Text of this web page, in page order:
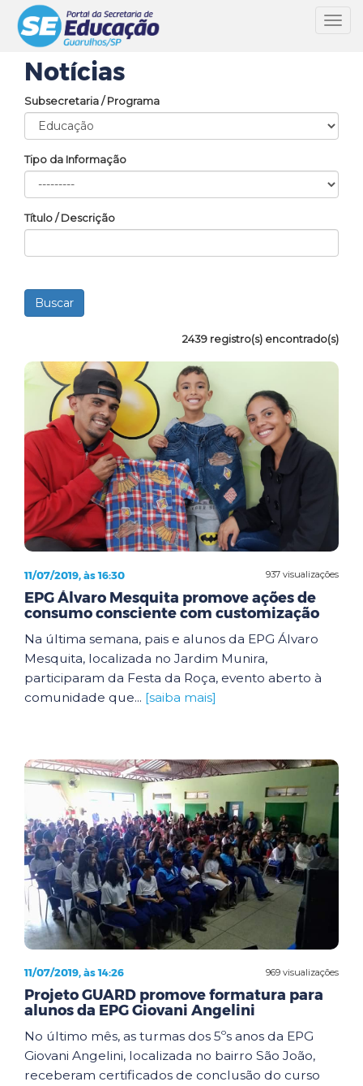
Notícias
Subsecretaria / Programa
Tipo da Informação
Título / Descrição
2439 registro(s) encontrado(s)
937 visualizações
11/07/2019, às 16:30
EPG Álvaro Mesquita promove ações de
consumo consciente com customização
Na última semana, pais e alunos da EPG Álvaro
Mesquita, localizada no Jardim Munira,
participaram da Festa da Roça, evento aberto à
comunidade que... [saiba mais]
969 visualizações
11/07/2019, às 14:26
Projeto GUARD promove formatura para
alunos da EPG Giovani Angelini
No último mês, as turmas dos 5ºs anos da EPG
Giovani Angelini, localizada no bairro São João,
receberam certificados de conclusão do curso